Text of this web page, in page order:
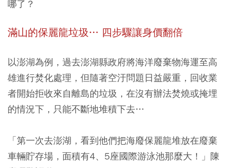
哪了？
滿山的保麗龍垃圾… 四步驟讓身價翻倍
以澎湖為例，過去澎湖縣政府將海洋廢棄物海運至高
雄進行焚化處理，但隨著空汙問題日益嚴重，回收業
者開始拒收來自離島的垃圾，在沒有辦法焚燒或掩埋
的情況下，只能不斷地堆積下去…
「第一次去澎湖，看到他們把海廢保麗龍堆放在廢棄
車輛貯存場，面積有4、5座國際游泳池那麼大！」陳